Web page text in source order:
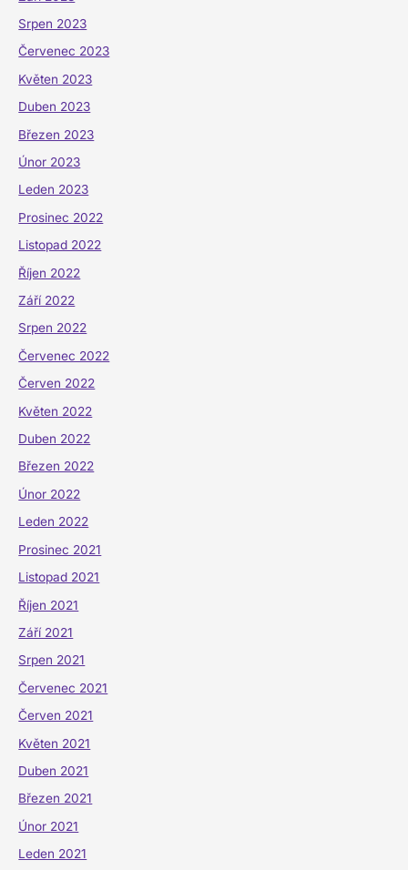
Srpen 2023
Červenec 2023
Květen 2023
Duben 2023
Březen 2023
Únor 2023
Leden 2023
Prosinec 2022
Listopad 2022
Říjen 2022
Září 2022
Srpen 2022
Červenec 2022
Červen 2022
Květen 2022
Duben 2022
Březen 2022
Únor 2022
Leden 2022
Prosinec 2021
Listopad 2021
Říjen 2021
Září 2021
Srpen 2021
Červenec 2021
Červen 2021
Květen 2021
Duben 2021
Březen 2021
Únor 2021
Leden 2021